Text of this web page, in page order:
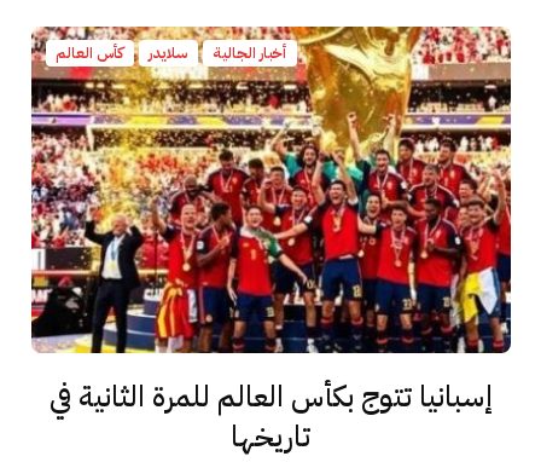
أخبار الجالية سلايدر كأس العالم
إسبانيا تتوج بكأس العالم للمرة الثانية في
تاريخها